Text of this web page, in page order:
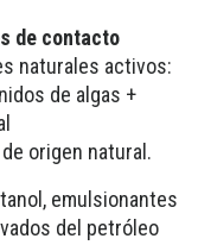
de contacto
naturales activos:
de algas +
origen natural.
emulsionantes
del petróleo